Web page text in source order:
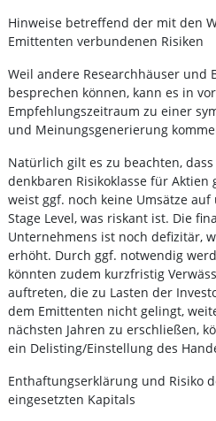
Hinweise betreffend der mit den
Emittenten verbundenen Risiken
Weil andere Researchhäuser und
besprechen können, kann es in
Empfehlungszeitraum zu einer
und Meinungsgenerierung
Natürlich gilt es zu beachten,
denkbaren Risikoklasse für
weist ggf. noch keine Umsätze
Stage Level, was riskant ist. Die
Unternehmens ist noch defizitär,
erhöht. Durch ggf. notwendig
könnten zudem kurzfristig
auftreten, die zu Lasten der
dem Emittenten nicht gelingt,
nächsten Jahren zu erschließen,
ein Delisting/Einstellung des
Enthaftungserklärung und Risiko
eingesetzten Kapitals